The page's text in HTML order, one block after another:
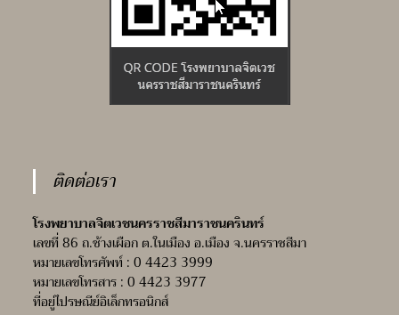
ติดต่อเรา
โรงพยาบาลจิตเวชนครราชสีมาราชนครินทร์
เลขที่ 86 ถ.ช้างเผือก ต.ในเมือง อ.เมือง จ.นครราชสีมา
หมายเลขโทรศัพท์ : 0 4423 3999
หมายเลขโทรสาร : 0 4423 3977
ที่อยู่ไปรษณีย์อิเล็กทรอนิกส์